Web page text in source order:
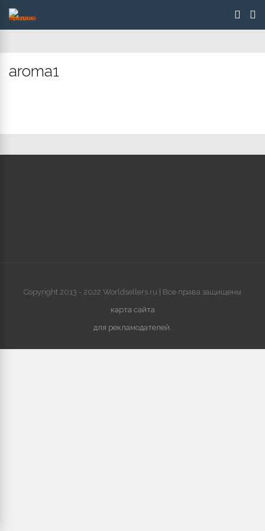
aroma1
Copyright 2013 - 2022 Worldsellers.ru | Все права защищены
карта сайта
для рекламодателей